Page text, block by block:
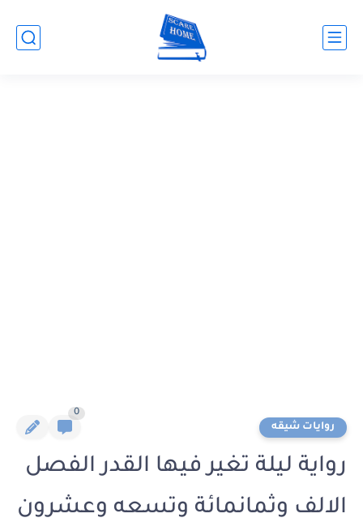
روايات شيقه
0
رواية ليلة تغير فيها القدر الفصل
الالف وثمانمائة وتسعه وعشرون